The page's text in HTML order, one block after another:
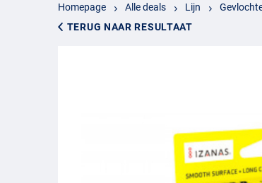
Homepage Alle deals Lijn
TERUG NAAR RESULTAAT